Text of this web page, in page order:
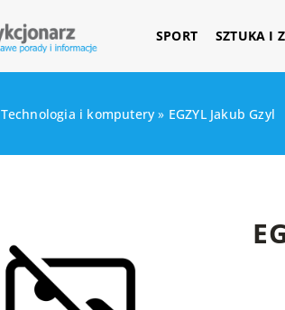
SPORT SZTUKA I
Technologia i komputery » EGZYL Jakub Gzyl